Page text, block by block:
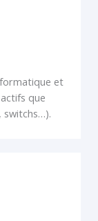
et
que
switchs…).